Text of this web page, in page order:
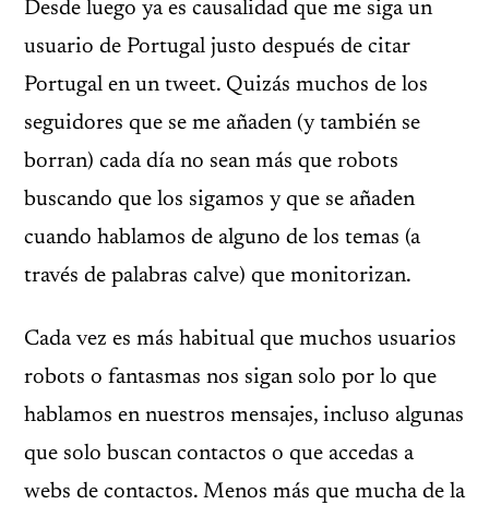
Desde luego ya es causalidad que me siga un
usuario de Portugal justo después de citar
Portugal en un tweet. Quizás muchos de los
seguidores que se me añaden (y también se
borran) cada día no sean más que robots
buscando que los sigamos y que se añaden
cuando hablamos de alguno de los temas (a
través de palabras calve) que monitorizan.
Cada vez es más habitual que muchos usuarios
robots o fantasmas nos sigan solo por lo que
hablamos en nuestros mensajes, incluso algunas
que solo buscan contactos o que accedas a
webs de contactos. Menos más que mucha de la